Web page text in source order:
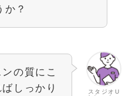
か？
スタジオU
の質にこ
しっかり